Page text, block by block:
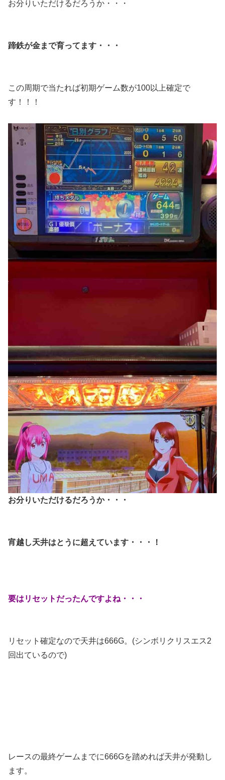
お分りいただけるだろうか・・・
蹄鉄が金まで育ってます・・・
この周期で当たれば初期ゲーム数が100以上確定で
す！！！
お分りいただけるだろうか・・・
宵越し天井はとうに超えています・・・！
要はリセットだったんですよね・・・
リセット確定なので天井は666G。(シンボリクリスエス2
回出ているので)
レースの最終ゲームまでに666Gを踏めれば天井が発動し
ます。